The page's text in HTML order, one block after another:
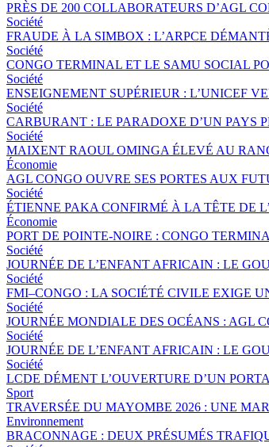
PRÈS DE 200 COLLABORATEURS D’AGL
Société
FRAUDE À LA SIMBOX : L’ARPCE
Société
CONGO TERMINAL ET LE SAMU SOCIAL
Société
ENSEIGNEMENT SUPÉRIEUR : L’UNICEF
Société
CARBURANT : LE PARADOXE D’UN PAYS
Société
MAIXENT RAOUL OMINGA ÉLEVÉ AU
Économie
AGL CONGO OUVRE SES PORTES AUX
Société
ÉTIENNE PAKA CONFIRMÉ À LA TÊTE DE
Économie
PORT DE POINTE-NOIRE : CONGO
Société
JOURNÉE DE L’ENFANT AFRICAIN : LE
Société
FMI–CONGO : LA SOCIÉTÉ CIVILE EXIGE
Société
JOURNÉE MONDIALE DES OCÉANS : AGL
Société
JOURNÉE DE L’ENFANT AFRICAIN : LE
Société
LCDE DÉMENT L’OUVERTURE D’UN
Sport
TRAVERSÉE DU MAYOMBE 2026 : UNE
Environnement
BRACONNAGE : DEUX PRÉSUMÉS